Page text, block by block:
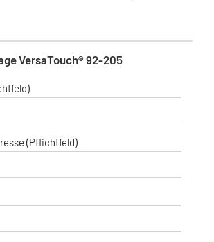
VersaTouch® 92-205
(Pflichtfeld)